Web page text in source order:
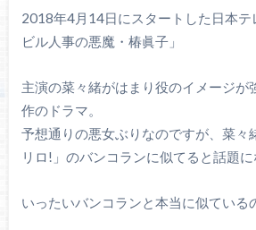
2018年4月14日にスタートした日本
ビル人事の悪魔・椿眞子」
主演の菜々緒がはまり役のイメージが
作のドラマ。
予想通りの悪女ぶりなのですが、菜々
リロ!」のバンコランに似てると話題に
いったいバンコランと本当に似ている